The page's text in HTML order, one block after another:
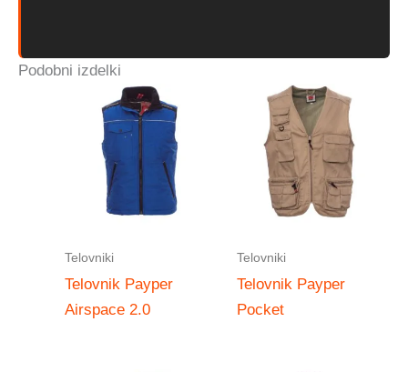
Podobni izdelki
Telovniki
Telovnik Payper
Airspace 2.0
Telovniki
Telovnik Payper
Pocket